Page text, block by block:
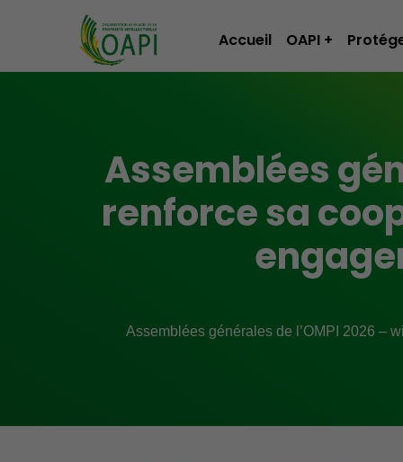
Accueil OAPI
Assemblées
renforce sa
Assemblées générales de l’OMPI 2026 –